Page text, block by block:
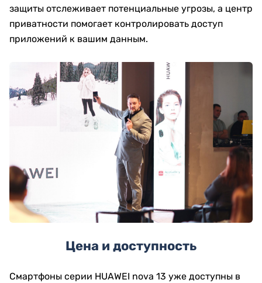
защиты отслеживает потенциальные угрозы, а центр
приватности помогает контролировать доступ
приложений к вашим данным.
Цена и доступность
Смартфоны серии HUAWEI nova 13 уже доступны в